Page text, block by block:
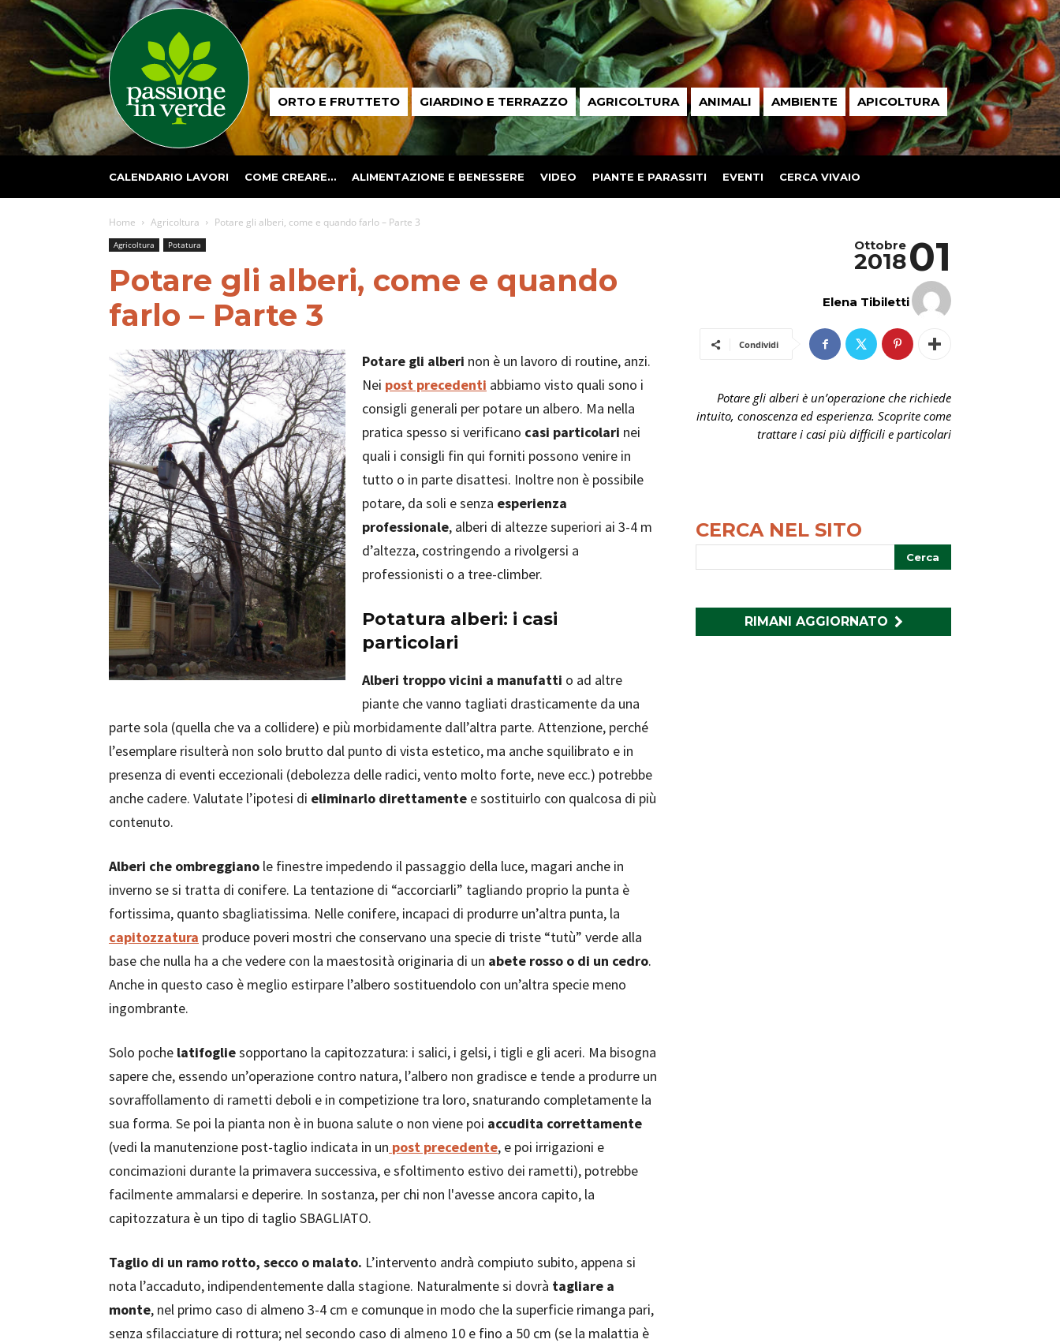
Passione
in ORTO E FRUTTETO GIARDINO E TERRAZZO AGRICOLTURA ANIMALI AMBIENTE APICOLTURA
CALENDARIO LAVORI COME CREARE… ALIMENTAZIONE E BENESSERE VIDEO PIANTE E PARASSITI EVENTI CERCA VIVAIO
Home Agricoltura Potare gli alberi, come e quando farlo – Parte 3
Agricoltura Potatura
Potare gli alberi, come e quando
farlo – Parte 3
Potare gli alberi non è un lavoro di routine, anzi.
Nei post precedenti abbiamo visto quali sono i
consigli generali per potare un albero. Ma nella
pratica spesso si verificano casi particolari nei
quali i consigli fin qui forniti possono venire in
tutto o in parte disattesi. Inoltre non è possibile
potare, da soli e senza esperienza
professionale, alberi di altezze superiori ai 3-4 m
d’altezza, costringendo a rivolgersi a
professionisti o a tree-climber.
Potatura alberi: i casi
particolari
Alberi troppo vicini a manufatti o ad altre
piante che vanno tagliati drasticamente da una
parte sola (quella che va a collidere) e più morbidamente dall’altra parte. Attenzione, perché
l’esemplare risulterà non solo brutto dal punto di vista estetico, ma anche squilibrato e in
presenza di eventi eccezionali (debolezza delle radici, vento molto forte, neve ecc.) potrebbe
anche cadere. Valutate l’ipotesi di eliminarlo direttamente e sostituirlo con qualcosa di più
contenuto.
Alberi che ombreggiano le finestre impedendo il passaggio della luce, magari anche in
inverno se si tratta di conifere. La tentazione di “accorciarli” tagliando proprio la punta è
fortissima, quanto sbagliatissima. Nelle conifere, incapaci di produrre un’altra punta, la
capitozzatura produce poveri mostri che conservano una specie di triste “tutù” verde alla
base che nulla ha a che vedere con la maestosità originaria di un abete rosso o di un cedro.
Anche in questo caso è meglio estirpare l’albero sostituendolo con un’altra specie meno
ingombrante.
Solo poche latifogliesopportano la capitozzatura: i salici, i gelsi, i tigli e gli aceri. Ma bisogna
sapere che, essendo un’operazione contro natura, l’albero non gradisce e tende a produrre un
sovraffollamento di rametti deboli e in competizione tra loro, snaturando completamente la
sua forma. Se poi la pianta non è in buona salute o non viene poi accudita correttamente
(vedi la manutenzione post-taglio indicata in un post precedente, e poi irrigazioni e
concimazioni durante la primavera successiva, e sfoltimento estivo dei rametti), potrebbe
facilmente ammalarsi e deperire. In sostanza, per chi non l'avesse ancora capito, la
capitozzatura è un tipo di taglio SBAGLIATO.
Taglio di un ramo rotto, secco o malato. L’intervento andrà compiuto subito, appena si
nota l’accaduto, indipendentemente dalla stagione. Naturalmente si dovrà tagliare a
monte, nel primo caso di almeno 3-4 cm e comunque in modo che la superficie rimanga pari,
senza sfilacciature di rottura; nel secondo caso di almeno 10 e fino a 50 cm (se la malattia è
01
Ottobre
2018
Elena Tibiletti
Condividi
Potare gli alberi è un’operazione che richiede
intuito, conoscenza ed esperienza. Scoprite come
trattare i casi più difficili e particolari
CERCA NEL SITO
RIMANI AGGIORNATO